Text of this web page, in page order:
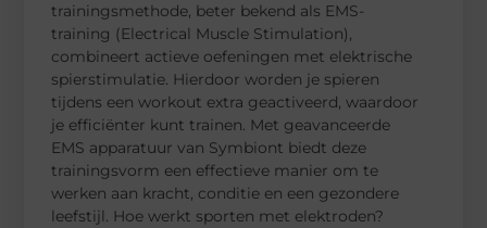
trainingsmethode, beter bekend als EMS-
training (Electrical Muscle Stimulation),
combineert actieve oefeningen met elektrische
spierstimulatie. Hierdoor worden je spieren
tijdens een workout extra geactiveerd, waardoor
je efficiënter kunt trainen. Met geavanceerde
EMS apparatuur van Symbiont biedt deze
trainingsvorm een effectieve manier om te
werken aan kracht, conditie en een gezondere
leefstijl. Hoe werkt sporten met elektroden?